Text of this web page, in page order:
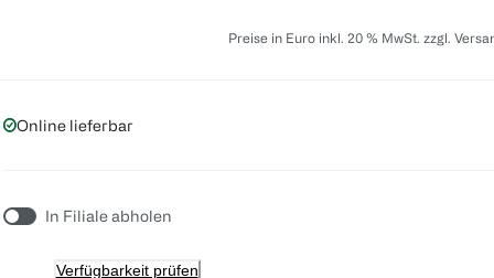
Preise in Euro inkl. 20 % MwSt. zzgl.
Online lieferbar
In Filiale abholen
Verfügbarkeit prüfen